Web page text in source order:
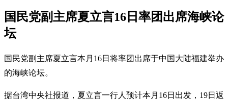
国民党副主席夏立言16日率团出席海峡论
坛
国民党副主席夏立言本月16日将率团出席于中国大陆福建举办
的海峡论坛。
据台湾中央社报道，夏立言一行人预计本月16日出发，19日返